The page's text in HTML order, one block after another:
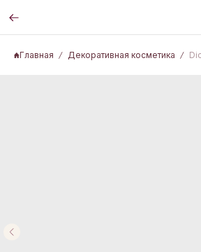
Главная Декоративная косметика